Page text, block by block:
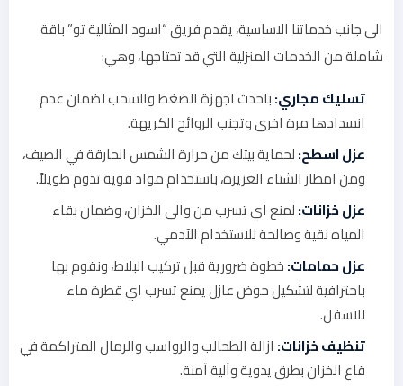
الى جانب خدماتنا الاساسية، يقدم فريق “اسود المثالية تو” باقة
شاملة من الخدمات المنزلية التي قد تحتاجها، وهي:
تسليك مجاري:باحدث اجهزة الضغط والسحب لضمان عدم
انسدادها مرة اخرى وتجنب الروائح الكريهة.
عزل اسطح:لحماية بيتك من حرارة الشمس الحارقة في الصيف،
ومن امطار الشتاء الغزيرة، باستخدام مواد قوية تدوم طويلاً.
عزل خزانات:لمنع اي تسرب من والى الخزان، وضمان بقاء
المياه نقية وصالحة للاستخدام الآدمي.
عزل حمامات:خطوة ضرورية قبل تركيب البلاط، ونقوم بها
باحترافية لتشكيل حوض عازل يمنع تسرب اي قطرة ماء
للاسفل.
تنظيف خزانات: ازالة الطحالب والرواسب والرمال المتراكمة في
قاع الخزان بطرق يدوية وآلية آمنة.